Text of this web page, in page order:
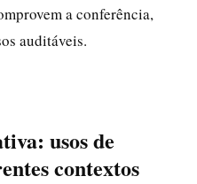
a conferência,
auditáveis.
usos de
contextos